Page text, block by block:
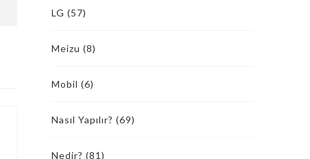
LG (57)
Meizu (8)
Mobil (6)
Nasıl Yapılır? (69)
Nedir? (81)